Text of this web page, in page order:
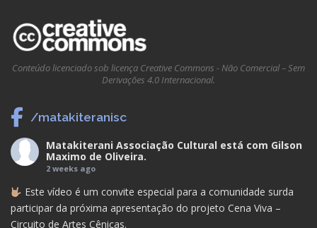
Conteúdo licenciado sob licença Creative Commons - Não Comercial – Sem
Derivações 4.0 Internacional.
/matakiteranisc
Matakiterani Associação Cultural está com Gilson
Maximo de Oliveira.
2 weeks ago
Este vídeo é um convite especial para a comunidade surda
participar da próxima apresentação do projeto Cena Viva –
Circuito de Artes Cênicas.